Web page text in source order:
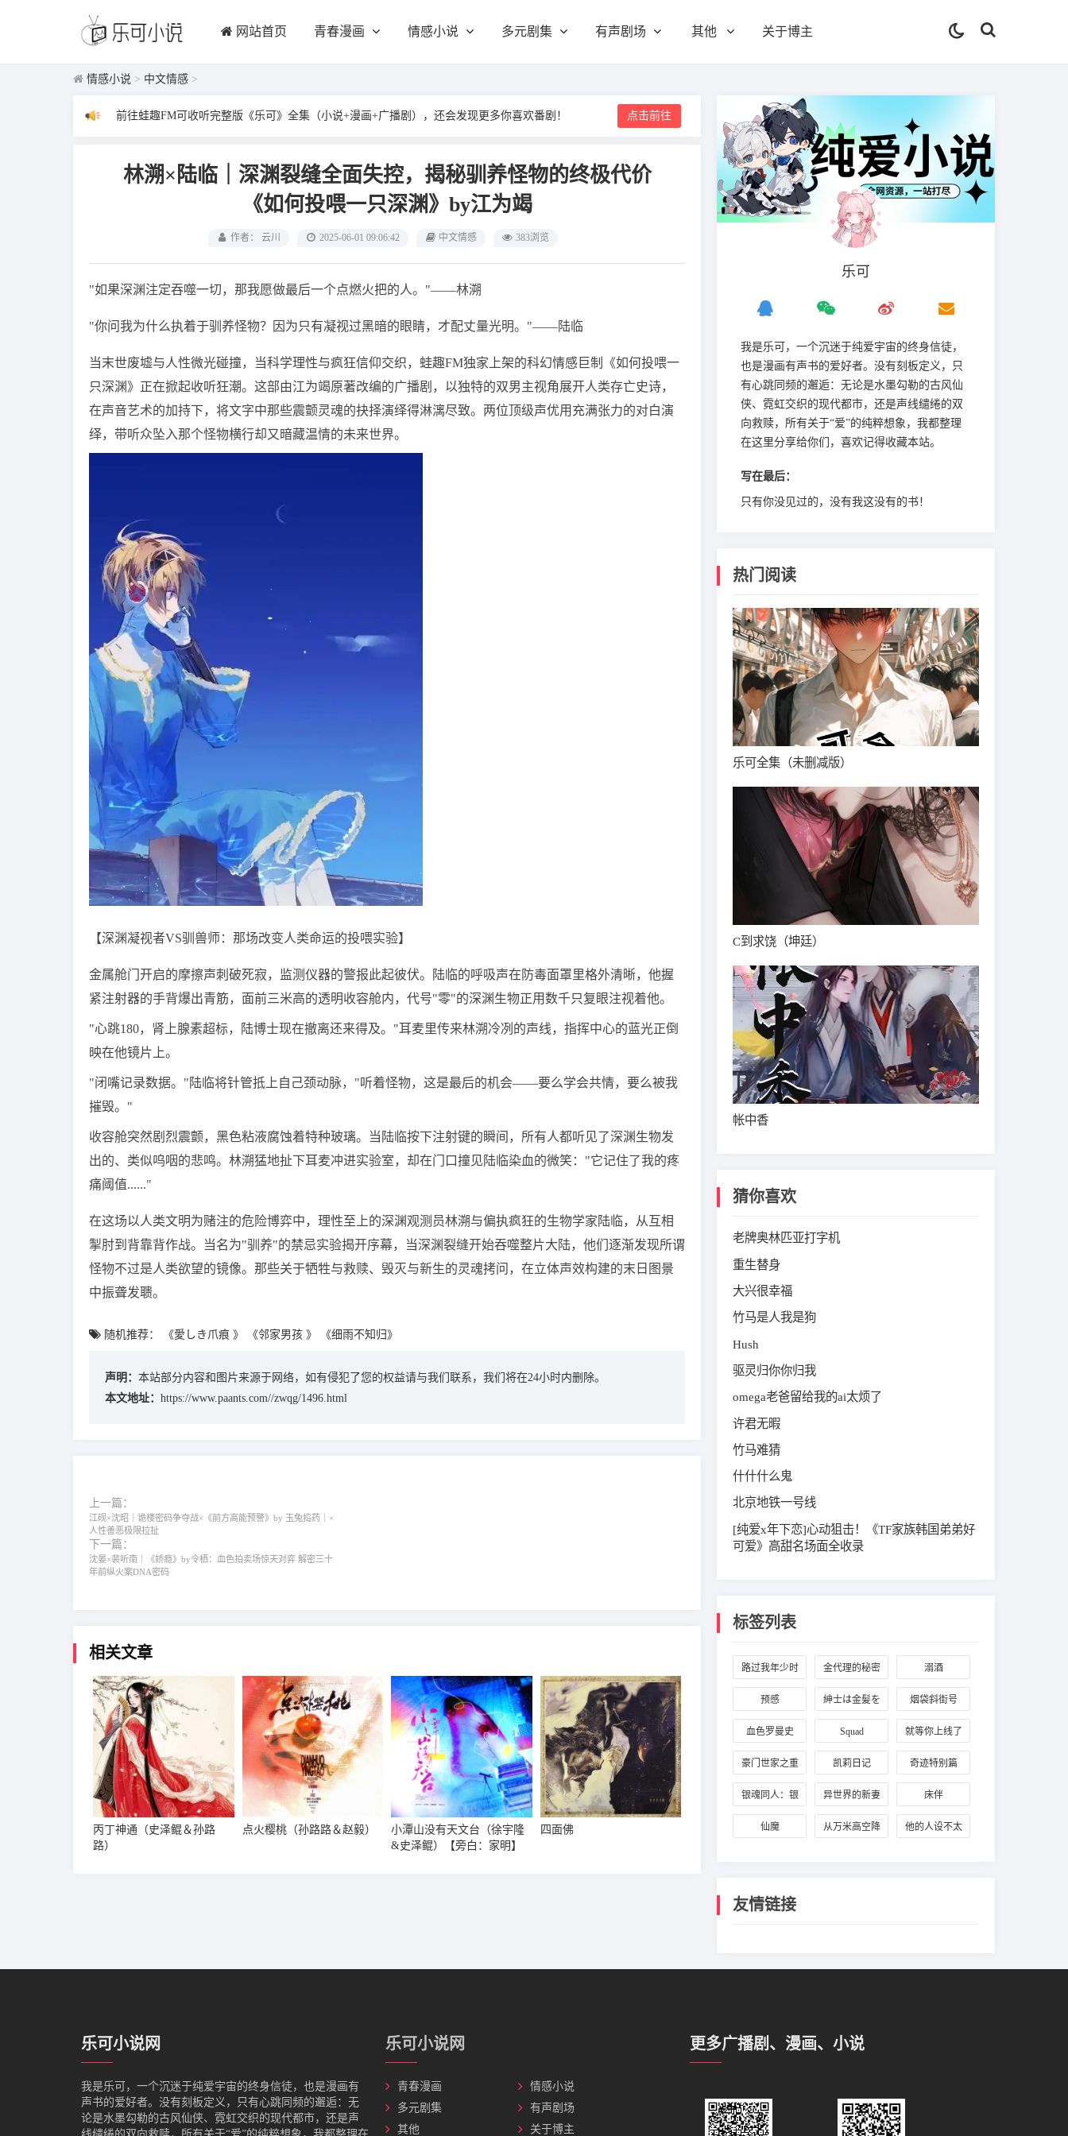
网站首页 青春漫画 情感小说 多元剧集 有声剧场 其他 关于博主
情感小说 > 中文情感 >
前往蛙趣FM可收听完整版《乐可》全集（小说+漫画+广播剧），还会发现更多你喜欢番剧！ 点击前往
林溯×陆临｜深渊裂缝全面失控，揭秘驯养怪物的终极代价
《如何投喂一只深渊》by江为竭
作者： 云川 2025-06-01 09:06:42 中文情感 383浏览
"如果深渊注定吞噬一切，那我愿做最后一个点燃火把的人。"——林溯
"你问我为什么执着于驯养怪物？因为只有凝视过黑暗的眼睛，才配丈量光明。"——陆临
当末世废墟与人性微光碰撞，当科学理性与疯狂信仰交织，蛙趣FM独家上架的科幻情感巨制《如何投喂一
只深渊》正在掀起收听狂潮。这部由江为竭原著改编的广播剧，以独特的双男主视角展开人类存亡史诗，
在声音艺术的加持下，将文字中那些震颤灵魂的抉择演绎得淋漓尽致。两位顶级声优用充满张力的对白演
绎，带听众坠入那个怪物横行却又暗藏温情的未来世界。
【深渊凝视者VS驯兽师：那场改变人类命运的投喂实验】
金属舱门开启的摩擦声刺破死寂，监测仪器的警报此起彼伏。陆临的呼吸声在防毒面罩里格外清晰，他握
紧注射器的手背爆出青筋，面前三米高的透明收容舱内，代号"零"的深渊生物正用数千只复眼注视着他。
"心跳180，肾上腺素超标，陆博士现在撤离还来得及。"耳麦里传来林溯冷冽的声线，指挥中心的蓝光正倒
映在他镜片上。
"闭嘴记录数据。"陆临将针管抵上自己颈动脉，"听着怪物，这是最后的机会——要么学会共情，要么被我
摧毁。"
收容舱突然剧烈震颤，黑色粘液腐蚀着特种玻璃。当陆临按下注射键的瞬间，所有人都听见了深渊生物发
出的、类似呜咽的悲鸣。林溯猛地扯下耳麦冲进实验室，却在门口撞见陆临染血的微笑："它记住了我的疼
痛阈值......"
在这场以人类文明为赌注的危险博弈中，理性至上的深渊观测员林溯与偏执疯狂的生物学家陆临，从互相
掣肘到背靠背作战。当名为"驯养"的禁忌实验揭开序幕，当深渊裂缝开始吞噬整片大陆，他们逐渐发现所谓
怪物不过是人类欲望的镜像。那些关于牺牲与救赎、毁灭与新生的灵魂拷问，在立体声效构建的末日图景
中振聋发聩。
随机推荐： 《愛しき爪痕 》 《邻家男孩 》 《细雨不知归》
声明： 本站部分内容和图片来源于网络，如有侵犯了您的权益请与我们联系，我们将在24小时内删除。
本文地址： https://www.paants.com//zwqg/1496.html
上一篇：
江砚×沈昭｜诡楼密码争夺战×《前方高能预警》by 玉兔捣药｜×
人性善恶极限拉扯
下一篇：
沈晏×裴听南｜《娇瘾》by令栖：血色拍卖场惊天对弈 解密三十
年前纵火案DNA密码
相关文章
丙丁神通（史泽鲲＆孙路
路）
点火樱桃（孙路路＆赵毅）
小潭山没有天文台（徐宇隆
&史泽鲲）【旁白：家明】
四面佛
乐可
我是‌乐可，一个沉迷于纯爱宇宙的终身信徒，
也是漫画有声书的爱好者。没有刻板定义，只
有心跳同频的邂逅：无论是水墨勾勒的古风仙
侠、霓虹交织的现代都市，还是声线缱绻的双
向救赎，所有关于“爱”的纯粹想象，我都整理
在这里分享给你们，喜欢记得收藏本站。
写在最后：
只有你没见过的，没有我这没有的书！
热门阅读
乐可全集（未删减版）
C到求饶（坤廷）
帐中香
猜你喜欢
老牌奥林匹亚打字机
重生替身
大兴很幸福
竹马是人我是狗
Hush
驱灵归你你归我
omega老爸留给我的ai太烦了
许君无暇
竹马难猜
什什什么鬼
北京地铁一号线
[纯爱x年下恋]心动狙击！《TF家族韩国弟弟好
可爱》高甜名场面全收录
标签列表
路过我年少时
光的蓝色
金代理的秘密 溺酒
预感 紳士は金髪を 烟袋斜街号
血色罗曼史 Squad 就等你上线了
豪门世家之重
生
凯莉日记 奇迹特别篇
银魂同人：银
土万事屋
异世界的新妻 床伴
仙魔 从万米高空降 他的人设不太
友情链接
乐可小说网
我是‌乐可，一个沉迷于纯爱宇宙的终身信徒，也是漫画有
声书的爱好者。没有刻板定义，只有心跳同频的邂逅：无
论是水墨勾勒的古风仙侠、霓虹交织的现代都市，还是声
乐可小说网
青春漫画
情感小说
多元剧集
有声剧场
其他
关于博主
更多广播剧、漫画、小说